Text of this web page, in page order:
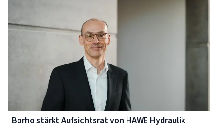
Borho stärkt Aufsichtsrat von HAWE Hydraulik